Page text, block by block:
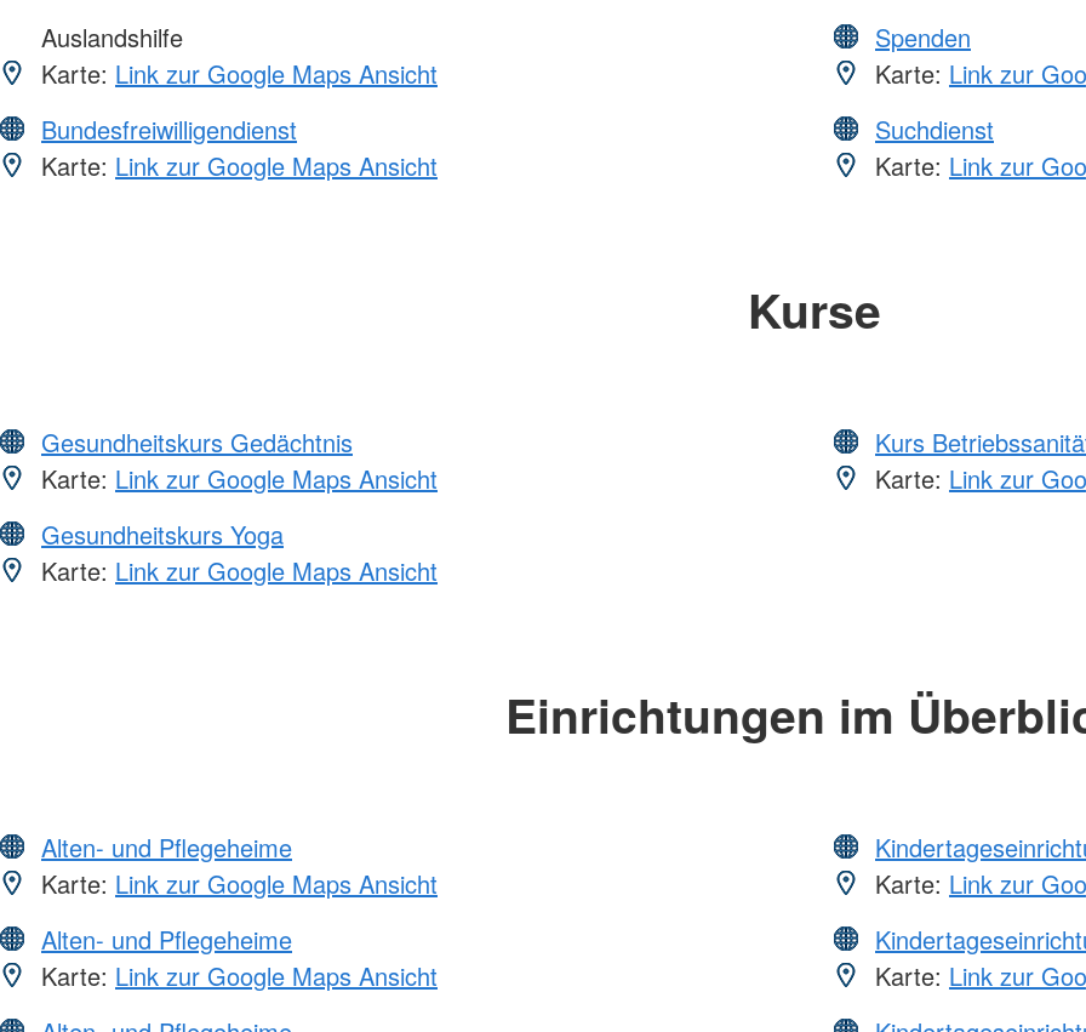
Auslandshilfe
Karte: Link zur Google Maps Ansicht
Bundesfreiwilligendienst
Karte: Link zur Google Maps Ansicht
Spenden
Karte: Link zur
Suchdienst
Karte: Link zur
Kurse
Gesundheitskurs Gedächtnis
Karte: Link zur Google Maps Ansicht
Gesundheitskurs Yoga
Karte: Link zur Google Maps Ansicht
Kurs
Karte: Link zur
Einrichtungen im
Alten- und Pflegeheime
Karte: Link zur Google Maps Ansicht
Alten- und Pflegeheime
Karte: Link zur Google Maps Ansicht
Karte: Link zur
Karte: Link zur